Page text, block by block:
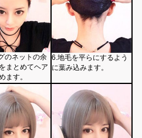
のネットの余
まとめてヘア
ます。
6.地毛を平らにするよう
に葉み込みます。